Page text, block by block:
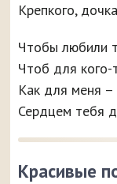
Крепкого,
Чтобы любили
Чтоб для кого-
Как для меня –
Сердцем тебя
Красивые